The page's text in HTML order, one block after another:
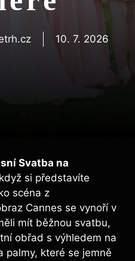
10. 7. 2026
Svatba na
si představíte
scéna z
Cannes se vynoří v
mít běžnou svatbu,
obřad s výhledem na
palmy, které se jemně